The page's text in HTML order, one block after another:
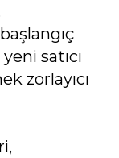
satıcı
zorlayıcı